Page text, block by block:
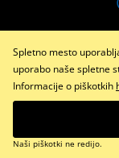
Spletno mesto
uporabo naše spletne
Informacije o piškotkih
Naši piškotki ne redijo.